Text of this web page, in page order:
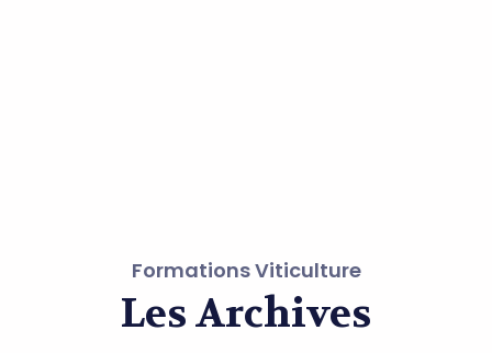
Formations Viticulture
Les Archives